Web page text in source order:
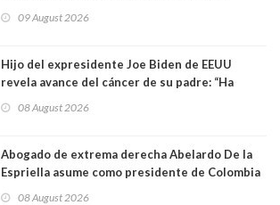
09 August 2026
Hijo del expresidente Joe Biden de EEUU
revela avance del cáncer de su padre: “Ha
08 August 2026
Abogado de extrema derecha Abelardo De la
Espriella asume como presidente de Colombia
08 August 2026